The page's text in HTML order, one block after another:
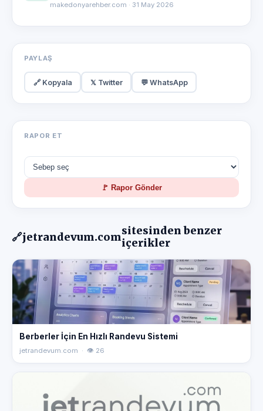
makedonyarehber.com · 31 May 2026
PAYLAŞ
🔗 Kopyala 𝕏 Twitter 💬 WhatsApp
RAPOR ET
🚩 Rapor Gönder
🔗jetrandevum.comsitesinden benzer
içerikler
Berberler İçin En Hızlı Randevu Sistemi
jetrandevum.com · 👁 26